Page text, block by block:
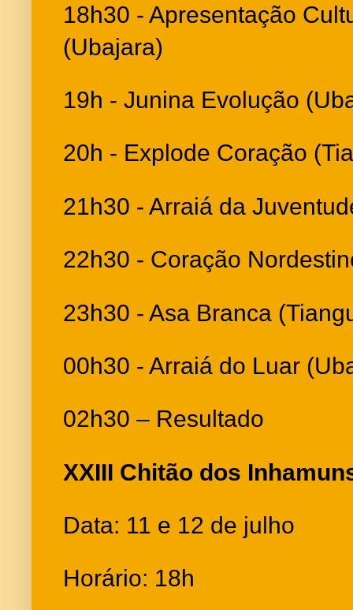
18h30 - Apresentação
(Ubajara)
19h - Junina Evolução
20h - Explode Coração
21h30 - Arraiá da
22h30 - Coração
23h30 - Asa Branca
00h30 - Arraiá do Luar
02h30 – Resultado
XXIII Chitão dos
Data: 11 e 12 de julho
Horário: 18h